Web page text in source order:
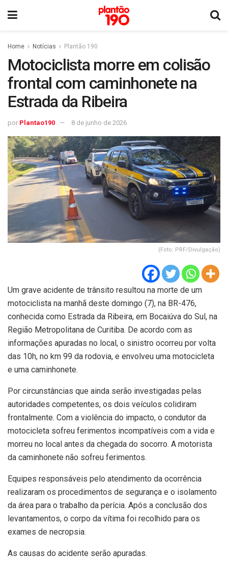
Home Notícias Plantão 190
Motociclista morre em colisão
frontal com caminhonete na
Estrada da Ribeira
por Plantao190 8 de junho de 2026
(Foto: PRF/Divulgação)
Um grave acidente de trânsito resultou na morte de um
motociclista na manhã deste domingo (7), na BR-476,
conhecida como Estrada da Ribeira, em Bocaiúva do Sul, na
Região Metropolitana de Curitiba. De acordo com as
informações apuradas no local, o sinistro ocorreu por volta
das 10h, no km 99 da rodovia, e envolveu uma motocicleta
e uma caminhonete.
Por circunstâncias que ainda serão investigadas pelas
autoridades competentes, os dois veículos colidiram
frontalmente. Com a violência do impacto, o condutor da
motocicleta sofreu ferimentos incompatíveis com a vida e
morreu no local antes da chegada do socorro. A motorista
da caminhonete não sofreu ferimentos.
Equipes responsáveis pelo atendimento da ocorrência
realizaram os procedimentos de segurança e o isolamento
da área para o trabalho da perícia. Após a conclusão dos
levantamentos, o corpo da vítima foi recolhido para os
exames de necropsia.
As causas do acidente serão apuradas.